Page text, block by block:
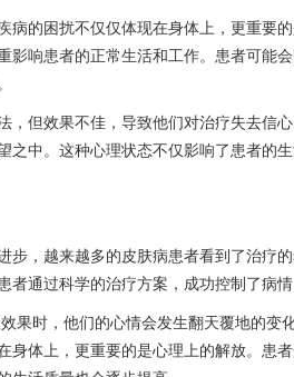
病的困扰不仅仅体现在身体上，更重要
影响患者的正常生活和工作。患者可能
，但效果不佳，导致他们对治疗失去信
之中。这种心理状态不仅影响了患者的
步，越来越多的皮肤病患者看到了治疗
者通过科学的治疗方案，成功控制了病情
果时，他们的心情会发生翻天覆地的变
身体上，更重要的是心理上的解放。患